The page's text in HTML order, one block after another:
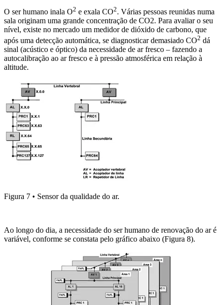
O ser humano inala O2 e exala CO2. Várias pessoas reunidas numa
sala originam uma grande concentração de CO2. Para avaliar o seu
nível, existe no mercado um medidor de dióxido de carbono, que
após uma detecção automática, se diagnosticar demasiado CO2 dá
sinal (acústico e óptico) da necessidade de ar fresco – fazendo a
autocalibração ao ar fresco e à pressão atmosférica em relação à
altitude.
Figura 7 • Sensor da qualidade do ar.
Ao longo do dia, a necessidade do ser humano de renovação do ar é
variável, conforme se constata pelo gráfico abaixo (Figura 8).